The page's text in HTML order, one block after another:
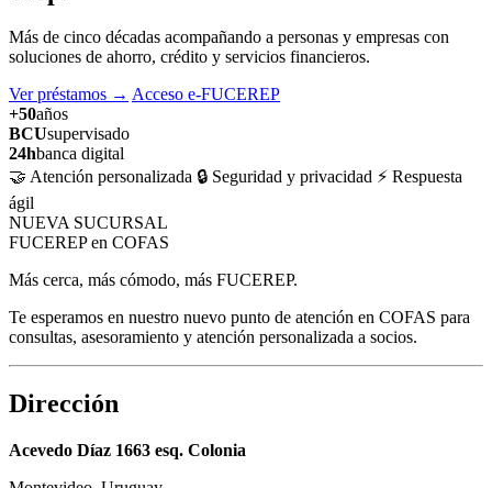
Más de cinco décadas acompañando a personas y empresas con
soluciones de ahorro, crédito y servicios financieros.
Ver préstamos → Acceso e-FUCEREP
+50años
BCUsupervisado
24hbanca digital
🤝 Atención personalizada 🔒 Seguridad y privacidad ⚡ Respuesta
ágil
NUEVA SUCURSAL
FUCEREP en COFAS
Más cerca, más cómodo, más FUCEREP.
Te esperamos en nuestro nuevo punto de atención en COFAS para
consultas, asesoramiento y atención personalizada a socios.
Dirección
Acevedo Díaz 1663 esq. Colonia